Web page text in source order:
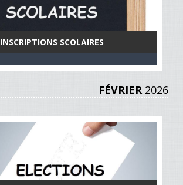
INSCRIPTIONS SCOLAIRES
FÉVRIER2026